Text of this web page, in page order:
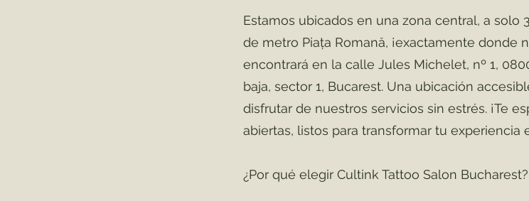
Estamos ubicados en una zona central, a solo
de metro Piața Romană, ¡exactamente donde
encontrará en la calle Jules Michelet, nº 1,
baja, sector 1, Bucarest. Una ubicación
disfrutar de nuestros servicios sin estrés. ¡Te
abiertas, listos para transformar tu experiencia
¿Por qué elegir Cultink Tattoo Salon Bucharest?